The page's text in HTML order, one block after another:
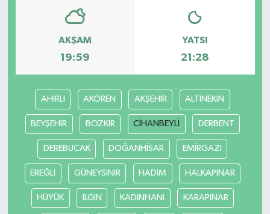
AKŞAM
19:59
YATSI
21:28
AHIRLI AKÖREN AKŞEHİR ALTINEKİN
BEYŞEHİR BOZKIR CİHANBEYLİ DERBENT
DEREBUCAK DOĞANHİSAR EMİRGAZİ
EREĞLİ GÜNEYSINIR HADİM HALKAPINAR
HÜYÜK ILGIN KADINHANI KARAPINAR